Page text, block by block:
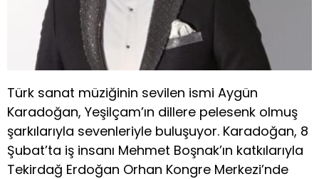
Türk sanat müziğinin sevilen ismi Aygün
Karadoğan, Yeşilçam’ın dillere pelesenk olmuş
şarkılarıyla sevenleriyle buluşuyor. Karadoğan, 8
Şubat’ta iş insanı Mehmet Boşnak’ın katkılarıyla
Tekirdağ Erdoğan Orhan Kongre Merkezi’nde